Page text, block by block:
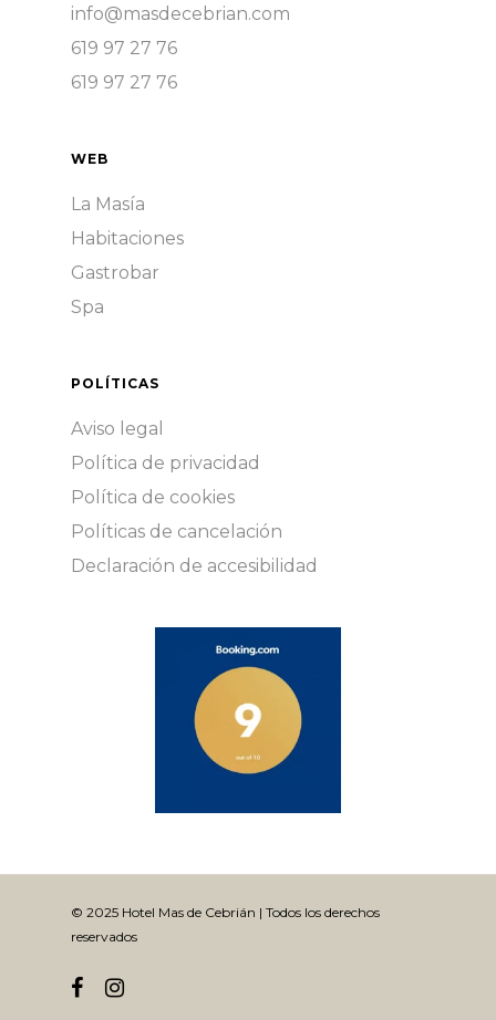
info@masdecebrian.com
619 97 27 76
619 97 27 76
WEB
La Masía
Habitaciones
Gastrobar
Spa
POLÍTICAS
Aviso legal
Política de privacidad
Política de cookies
Políticas de cancelación
Declaración de accesibilidad
© 2025 Hotel Mas de Cebrián | Todos los derechos
reservados